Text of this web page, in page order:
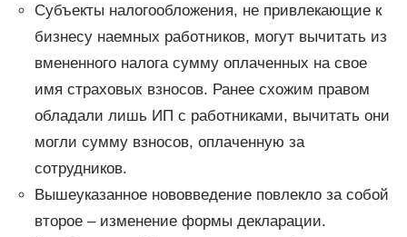
Субъекты налогообложения, не привлекающие к
бизнесу наемных работников, могут вычитать из
вмененного налога сумму оплаченных на свое
имя страховых взносов. Ранее схожим правом
обладали лишь ИП с работниками, вычитать они
могли сумму взносов, оплаченную за
сотрудников.
Вышеуказанное нововведение повлекло за собой
второе – изменение формы декларации.